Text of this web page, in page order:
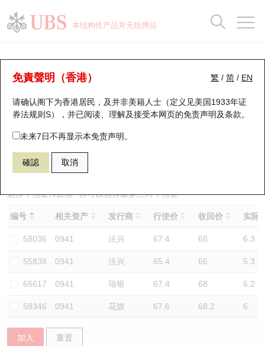
本结构性产品并无抵押品
繁 / 简 / EN
免責聲明（香港）
请确认阁下为香港居民，及并非美籍人士（定义见美国1933年证
券法规则S），并已阅读、理解及接受本网页的免责声明及条款。
未来7日不再显示本免责声明。
確認 取消
牛熊证分析仪
表现 街货统计 比较
66168 瑞银牛证 0941 中国移动
选择牛熊证作比较 *你可以选择最多三只牛熊证
编号 相关资产 发行商 行使价 收回价 实际
58036 0941 法兴 67.4 68 6.3
55838 0941 法兴 65.4 66 5.3
65617 0941 瑞银 67.4 68 6.2
58346 0941 花旗 67.6 68.2 6
加入 重置
瑞银认股证一览
新发行瑞银认股证
即将到期认股证
认股证到期结算价查找
认股证分析仪
认股证速算机
认股证/牛熊证日志
认股证文件及公告
认股证文件及公告 (瑞信)
街货统计
比较
牛熊全景快搜
牛熊证搜寻
牛熊证街货分布图
正股牛熊证列表
新发行瑞银牛熊证
已收回牛熊证剩余价值
牛熊证到期结算价查找
牛熊证分析仪
牛熊证速算机
街货统计
比较
十大升幅/跌幅
十大认股证成交分布
十天股证占大市成交
资金流
街货统计
三十大平均引伸波幅
正股分析仪
二十大活跃股份
恒指成份股
国指成份股
科指成份股
相关资产沽空
中资ETFs溢价比较
AH 股价对照
即市板块表现
持股比重
显示所有持股比重
每月轮证大市专题
轮证专栏
讲座及教育短片
认股证投资者教育
牛熊证投资者教育
认股证牛熊证常问问题